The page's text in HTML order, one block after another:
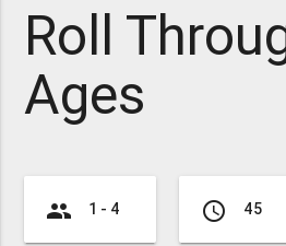
Roll
Ages
group 1 - 4 access_time 45